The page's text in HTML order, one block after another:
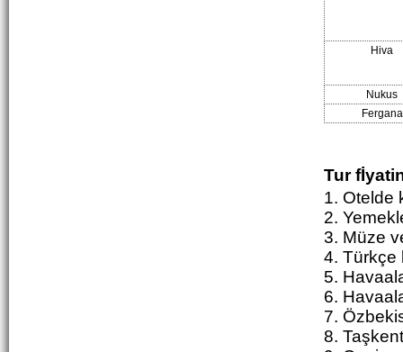
Hiva
Nukus
Fergana
Tur
1. Otelde
2.
3. Müze
4. Türkçe
5.
6.
7.
8.